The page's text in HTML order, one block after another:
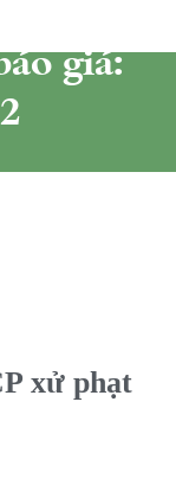
giá:
xử phạt